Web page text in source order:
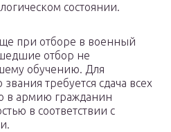
состоянии.
при отборе в военный
отбор не
обучению. Для
требуется сдача всех
в армию гражданин
в соответствии с